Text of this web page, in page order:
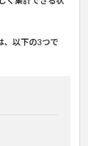
、以下の3つで